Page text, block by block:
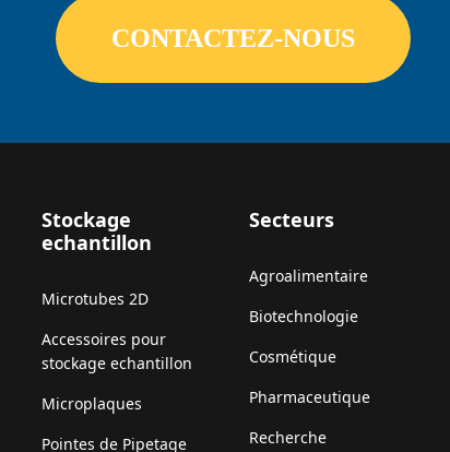
CONTACTEZ-NOUS
Stockage
echantillon
Microtubes 2D
Accessoires pour
stockage echantillon
Microplaques
Pointes de Pipetage
Secteurs
Agroalimentaire
Biotechnologie
Cosmétique
Pharmaceutique
Recherche